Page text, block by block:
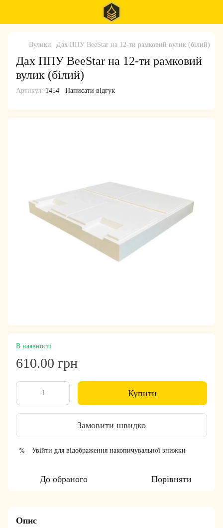
Вулики Дах ППУ BeeStar на 12-ти рамковий вулик (білий)
Дах ППУ BeeStar на 12-ти рамковий
вулик (білий)
Артикул: 1454 Написати відгук
В наявності
610.00 грн
Купити
Замовити швидко
% Увійти для відображення накопичувальної знижки
До обраного Порівняти
Опис